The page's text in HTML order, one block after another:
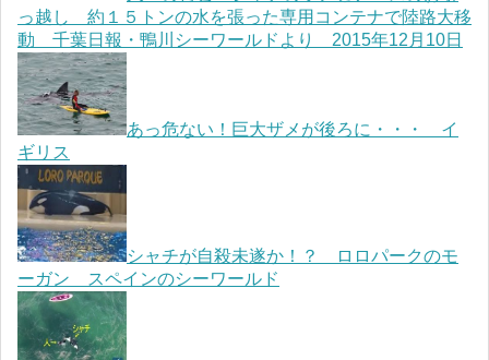
っ越し 約１５トンの水を張った専用コンテナで陸路大移
動 千葉日報・鴨川シーワールドより 2015年12月10日
あっ危ない！巨大ザメが後ろに・・・ イ
ギリス
シャチが自殺未遂か！？ ロロパークのモ
ーガン スペインのシーワールド